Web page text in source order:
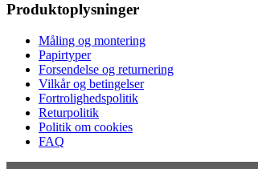
Produktoplysninger
Måling og montering
Papirtyper
Forsendelse og returnering
Vilkår og betingelser
Fortrolighedspolitik
Returpolitik
Politik om cookies
FAQ